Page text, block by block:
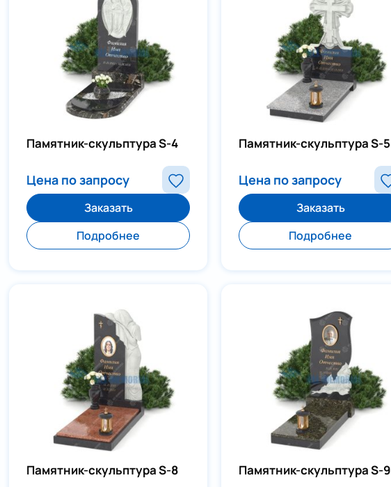
Памятник-скульптура S-4
Цена по запросу
Заказать
Подробнее
Памятник-скульптура S-5
Цена по запросу
Заказать
Подробнее
Памятник-скульптура S-8 Памятник-скульптура S-9